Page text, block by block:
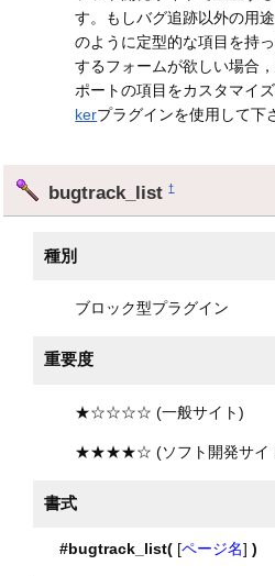
す。もしバグ追跡以外の用
のように定型的な項目を持
するフォームが欲しい場合
ポートの項目をカスタマイ
kerプラグインを使用して下
bugtrack_list†
種別
ブロック型プラグイン
重要度
★☆☆☆☆ (一般サイト)
★★★★☆ (ソフト開発サイ
書式
#bugtrack_list([ページ名] )